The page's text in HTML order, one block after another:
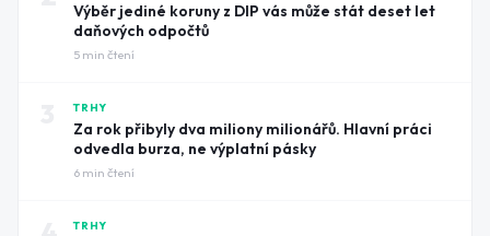
Výběr jediné koruny z DIP vás může stát deset let
daňových odpočtů
5 min čtení
TRHY
Za rok přibyly dva miliony milionářů. Hlavní práci
odvedla burza, ne výplatní pásky
6 min čtení
TRHY